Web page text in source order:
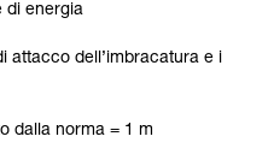
di energia
attacco dell’imbracatura e i
dalla norma = 1 m